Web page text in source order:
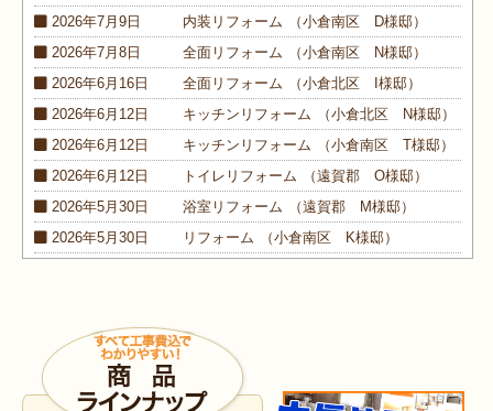
2026年7月9日
内装 リフォーム
（小倉南区 D様邸）
2026年7月8日
全面 リフォーム
（小倉南区 N様邸）
2026年6月16日
全面 リフォーム
（小倉北区 I様邸）
2026年6月12日
キッチン リフォーム
（小倉北区 N様邸）
2026年6月12日
キッチン リフォーム
（小倉南区 T様邸）
2026年6月12日
トイレ リフォーム
（遠賀郡 O様邸）
2026年5月30日
浴室 リフォーム
（遠賀郡 M様邸）
2026年5月30日
リフォーム
（小倉南区 K様邸）
2026年4月6日
リフォーム
2026年4月6日
リフォーム